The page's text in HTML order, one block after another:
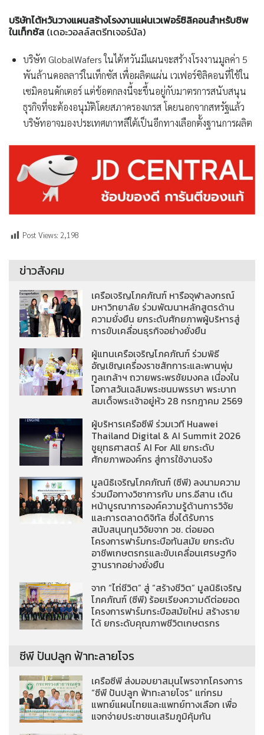
บริษัทไต้หวันวางแผนสร้างโรงงานแผ่นเวเฟอร์ซิลิคอนสำหรับชิพ
ในเท็กซัส (เดอะวอลล์สตรีทเจอร์นัล)
บริษัท GlobalWafers ในไต้หวันมีแผนจะสร้างโรงงานมูลค่า 5
พันล้านดอลลาร์ในเท็กซัส เพื่อผลิตแผ่น เวเฟอร์ซิลิคอนที่ใช้ใน
เซมิคอนดักเตอร์ แต่ข้อตกลงนี้จะขึ้นอยู่กับมาตรการสนับสนุน
ธุรกิจที่จะต้องอนุมัติโดยสภาครองเกรส โดยนอกจากสหรัฐแล้ว
บริษัทอาจมองประเทศเกาหลีใต้เป็นอีกทางเลือกตั้งฐานการผลิต
Post Views: 2,198
ข่าวสังคม
เครือเจริญโภคภัณฑ์ หารือจุฬาลงกรณ์
มหาวิทยาลัย ร่วมพัฒนาหลักสูตรด้าน
ความยั่งยืน ยกระดับศักยภาพผู้บริหารสู่
การขับเคลื่อนธุรกิจอย่างยั่งยืน
ผู้แทนเครือเจริญโภคภัณฑ์ ร่วมพิธี
อัญเชิญเครื่องราชสักการะและพานพุ่ม
ทูลเกล้าฯ ถวายพระพรชัยมงคล เนื่องใน
โอกาสวันเฉลิมพระชนมพรรษา พระบาท
สมเด็จพระเจ้าอยู่หัว 28 กรกฎาคม 2569
ผู้บริหารเครือซีพี ร่วมเวที Huawei
Thailand Digital & AI Summit 2026
ชูยุทธศาสตร์ AI For All ยกระดับ
ศักยภาพองค์กร สู่การใช้งานจริง
มูลนิธิเจริญโภคภัณฑ์ (ซีพี) ลงนามความ
ร่วมมือทางวิชาการกับ มทร.อีสาน เดิน
หน้าบูรณาการองค์ความรู้ด้านการวิจัย
และการตลาดดิจิทัล ซึ่งได้รับการ
สนับสนุนทุนวิจัยจาก วช. ต่อยอด
โครงการฟาร์มกระบือทันสมัย ยกระดับ
อาชีพเกษตรกรและขับเคลื่อนเศรษฐกิจ
ฐานรากอย่างยั่งยืน
จาก “ไถ่ชีวิต” สู่ “สร้างชีวิต” มูลนิธิเจริญ
โภคภัณฑ์ (ซีพี) ร้อยเรียงความดีต่อยอด
โครงการฟาร์มกระบือสมัยใหม่ สร้างราย
ได้ ยกระดับคุณภาพชีวิตเกษตรกร
ซีพี ปันปลูก ฟ้าทะลายโจร
เครือซีพี ส่งมอบยาสมุนไพรจากโครงการ
“ซีพี ปันปลูก ฟ้าทะลายโจร” แก่กรม
แพทย์แผนไทยและแพทย์ทางเลือก เพื่อ
แจกจ่ายประชาชนเสริมภูมิคุ้มกัน